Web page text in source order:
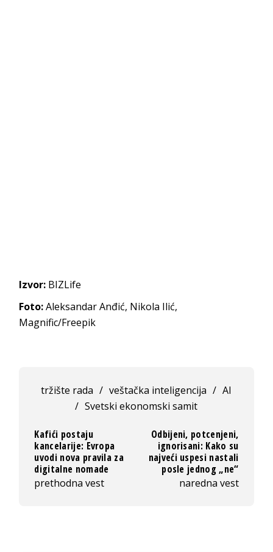
Izvor: BIZLife
Foto:Aleksandar Anđić, Nikola Ilić,
Magnific/Freepik
tržište rada / veštačka inteligencija / AI
/ Svetski ekonomski samit
Kafići postaju
kancelarije: Evropa
uvodi nova pravila za
digitalne nomade
prethodna vest
Odbijeni, potcenjeni,
ignorisani: Kako su
najveći uspesi nastali
posle jednog „ne“
naredna vest